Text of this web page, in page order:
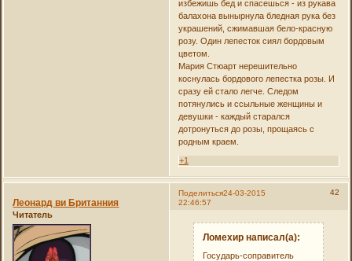
избежишь бед и спасешься - из рукава
балахона вынырнула бледная рука без
украшений, сжимавшая бело-красную
розу. Один лепесток сиял бордовым
цветом.
Мария Стюарт нерешительно
коснулась бордового лепестка розы. И
сразу ей стало легче. Следом
потянулись и ссыльные женщины и
девушки - каждый старался
дотронуться до розы, прощаясь с
родным краем.
+1
Поделиться 42
24-03-2015
22:46:57
Леонард ви Британния
Читатель
Ломехир написал(а):
Государь-соправитель